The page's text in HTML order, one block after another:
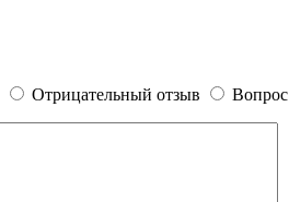
Отрицательный отзыв Вопрос